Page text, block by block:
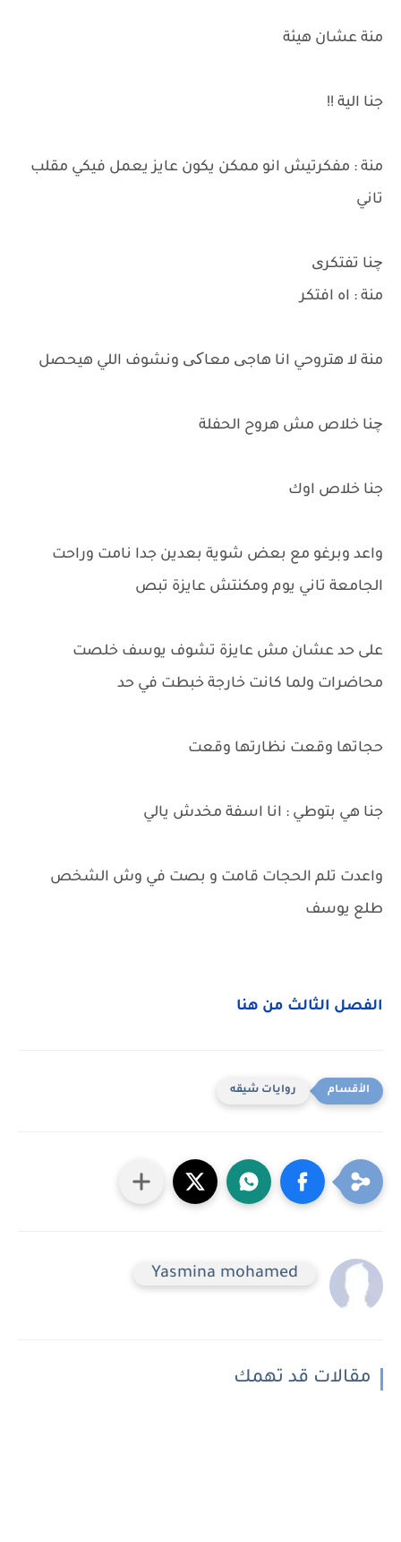
منة عشان هيئة
جنا الية !!
منة : مفكرتيش انو ممكن يكون عايز يعمل فيكي مقلب
تاني
چنا تفتكری
منة : اه افتكر
منة لا هتروحي انا هاجی معاکی ونشوف اللي هيحصل
چنا خلاص مش هروح الحفلة
جنا خلاص اوك
واعد وبرغو مع بعض شوية بعدين جدا نامت وراحت
الجامعة تاني يوم ومكنتش عايزة تبص
على حد عشان مش عايزة تشوف يوسف خلصت
محاضرات ولما كانت خارجة خبطت في حد
حجاتها وقعت نظارتها وقعت
جنا هي بتوطي : انا اسفة مخدش يالي
واعدت تلم الحجات قامت و بصت في وش الشخص
طلع يوسف
الفصل الثالث من هنا
روايات شيقه
Yasmina mohamed
مقالات قد تهمك